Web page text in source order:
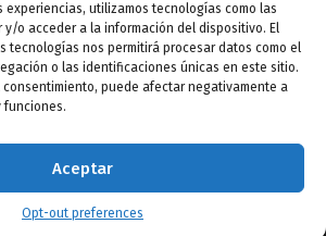
experiencias, utilizamos tecnologías como las
y/o acceder a la información del dispositivo. El
tecnologías nos permitirá procesar datos como el
o las identificaciones únicas en este sitio.
consentimiento, puede afectar negativamente a
funciones.
Aceptar
Opt-out preferences
Brunswick.